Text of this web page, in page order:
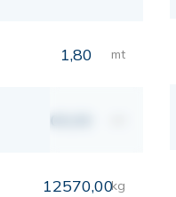
1,80 mt
00,00
12570,00kg